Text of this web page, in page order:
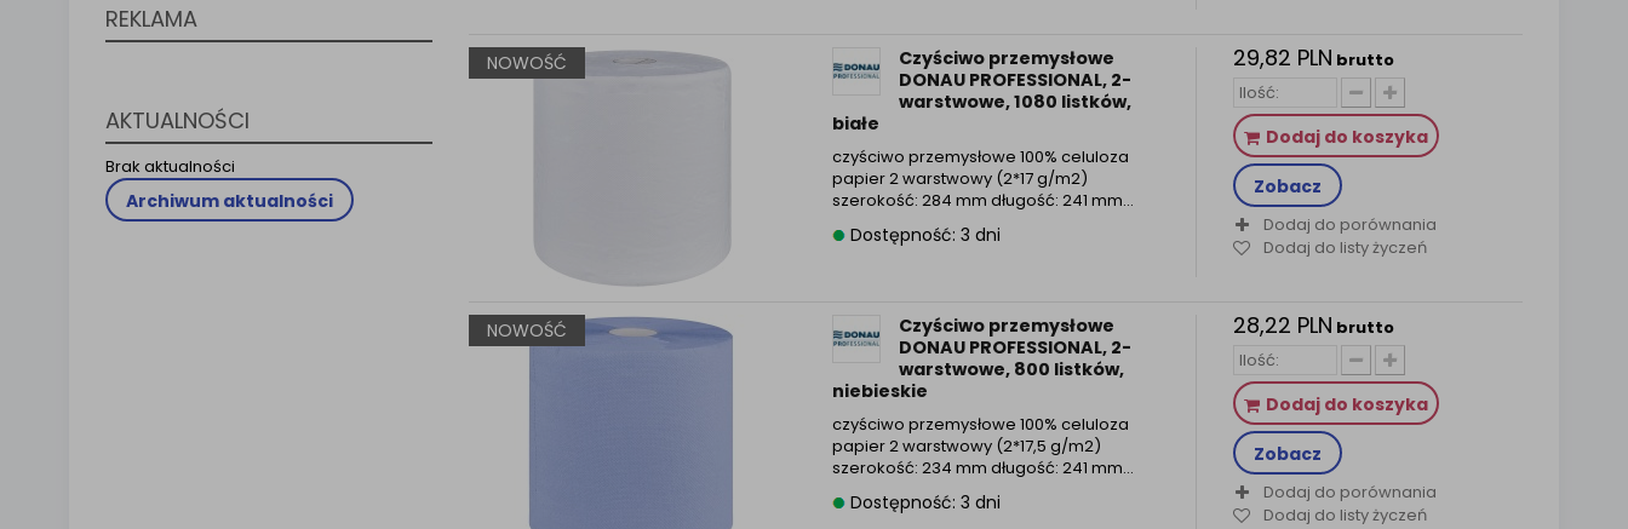
REKLAMA
AKTUALNOŚCI
Brak aktualności
Archiwum aktualności
NOWOŚĆ
Czyściwo przemysłowe
DONAU PROFESSIONAL, 2-
warstwowe, 1080 listków,
białe
czyściwo przemysłowe 100% celuloza
papier 2 warstwowy (2*17 g/m2)
szerokość: 284 mm długość: 241 mm...
Dostępność: 3 dni
29,82 PLN brutto
Dodaj do koszyka
Zobacz
Dodaj do porównania
Dodaj do listy życzeń
NOWOŚĆ
Czyściwo przemysłowe
DONAU PROFESSIONAL, 2-
warstwowe, 800 listków,
niebieskie
czyściwo przemysłowe 100% celuloza
papier 2 warstwowy (2*17,5 g/m2)
szerokość: 234 mm długość: 241 mm...
Dostępność: 3 dni
28,22 PLN brutto
Dodaj do koszyka
Zobacz
Dodaj do porównania
Dodaj do listy życzeń
Lista Zaufanych Partnerów (rozwiń)